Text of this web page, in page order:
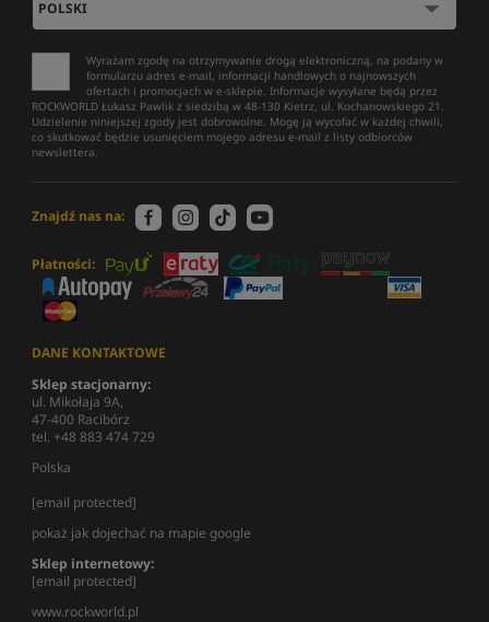
Wyrażam zgodę na otrzymywanie drogą elektroniczną, na podany w
formularzu adres e-mail, informacji handlowych o najnowszych
ofertach i promocjach w e-sklepie. Informacje wysyłane będą przez
ROCKWORLD Łukasz Pawlik z siedzibą w 48-130 Kietrz, ul. Kochanowskiego 21.
Udzielenie niniejszej zgody jest dobrowolne. Mogę ją wycofać w każdej chwili,
co skutkować będzie usunięciem mojego adresu e-mail z listy odbiorców
newslettera.
Znajdź nas na:
Płatności:
DANE KONTAKTOWE
Sklep stacjonarny:
ul. Mikołaja 9A,
47-400 Racibórz
tel. +48 883 474 729
Polska
[email protected]
pokaż jak dojechać na mapie google
Sklep internetowy:
[email protected]
www.rockworld.pl